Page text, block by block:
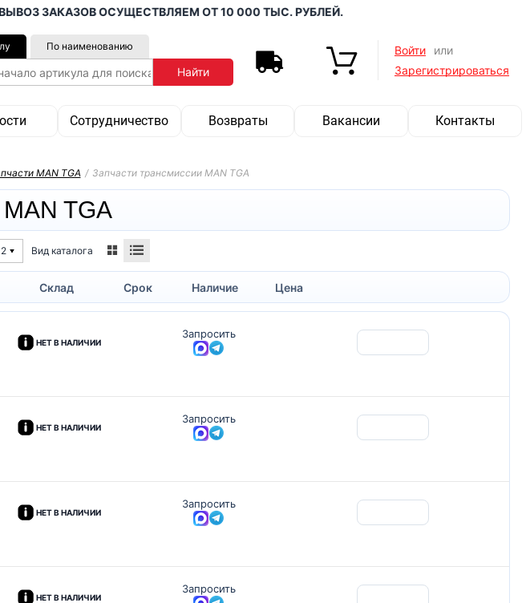
ЗАКАЗОВ ОСУЩЕСТВЛЯЕМ ОТ 10 000 ТЫС. РУБЛЕЙ.
По наименованию Войти
или
Зарегистрироваться
Сотрудничество Возвраты Вакансии Контакты
MAN TGA / Запчасти трансмиссии MAN TGA
TGA
Вид каталога
Склад Срок Наличие Цена
НЕТ В НАЛИЧИИ
Запросить
НЕТ В НАЛИЧИИ
Запросить
НЕТ В НАЛИЧИИ
Запросить
НЕТ В НАЛИЧИИ
Запросить